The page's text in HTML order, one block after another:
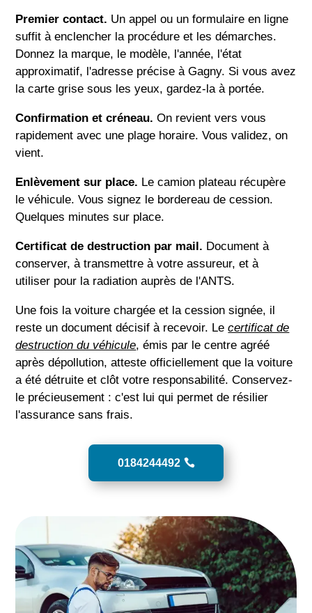
Premier contact. Un appel ou un formulaire en ligne
suffit à enclencher la procédure et les démarches.
Donnez la marque, le modèle, l'année, l'état
approximatif, l'adresse précise à Gagny. Si vous avez
la carte grise sous les yeux, gardez-la à portée.
Confirmation et créneau. On revient vers vous
rapidement avec une plage horaire. Vous validez, on
vient.
Enlèvement sur place. Le camion plateau récupère
le véhicule. Vous signez le bordereau de cession.
Quelques minutes sur place.
Certificat de destruction par mail. Document à
conserver, à transmettre à votre assureur, et à
utiliser pour la radiation auprès de l'ANTS.
Une fois la voiture chargée et la cession signée, il
reste un document décisif à recevoir. Lecertificat de
destruction du véhicule, émis par le centre agréé
après dépollution, atteste officiellement que la voiture
a été détruite et clôt votre responsabilité. Conservez-
le précieusement : c'est lui qui permet de résilier
l'assurance sans frais.
0184244492